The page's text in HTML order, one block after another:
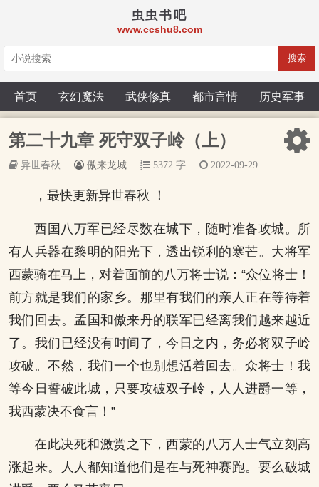
虫虫书吧
www.ccshu8.com
搜索
首页 玄幻魔法 武侠修真 都市言情 历史军事
第二十九章 死守双子岭（上）
异世春秋 傲来龙城 5372 字 2022-09-29
，最快更新异世春秋 ！
西国八万军已经尽数在城下，随时准备攻城。所
有人兵器在黎明的阳光下，透出锐利的寒芒。大将军
西蒙骑在马上，对着面前的八万将士说：“众位将士！
前方就是我们的家乡。那里有我们的亲人正在等待着
我们回去。孟国和傲来丹的联军已经离我们越来越近
了。我们已经没有时间了，今日之内，务必将双子岭
攻破。不然，我们一个也别想活着回去。众将士！我
等今日誓破此城，只要攻破双子岭，人人进爵一等，
我西蒙决不食言！”
在此决死和激赏之下，西蒙的八万人士气立刻高
涨起来。人人都知道他们是在与死神赛跑。要么破城